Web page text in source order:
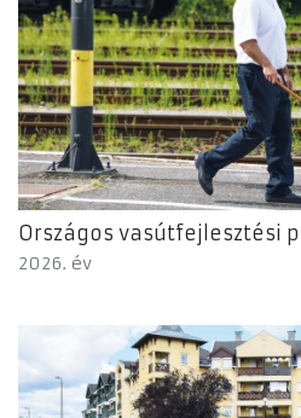
Országos vasútfejlesztési
2026. év